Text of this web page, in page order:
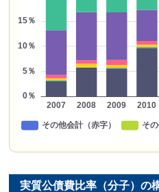
実質公債費比率（分子）の